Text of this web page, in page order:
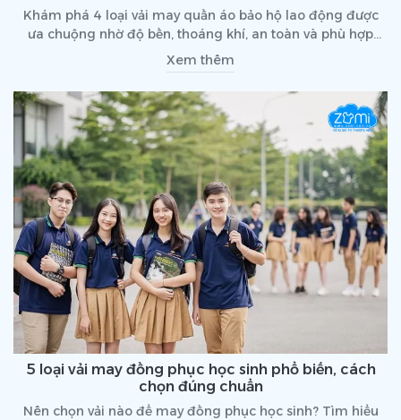
Khám phá 4 loại vải may quần áo bảo hộ lao động được
ưa chuộng nhờ độ bền, thoáng khí, an toàn và phù hợp
từng ngành nghề.
Xem thêm
5 loại vải may đồng phục học sinh phổ biến, cách
chọn đúng chuẩn
Nên chọn vải nào để may đồng phục học sinh? Tìm hiểu